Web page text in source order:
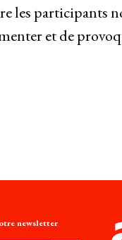
les participants
et de
newsletter